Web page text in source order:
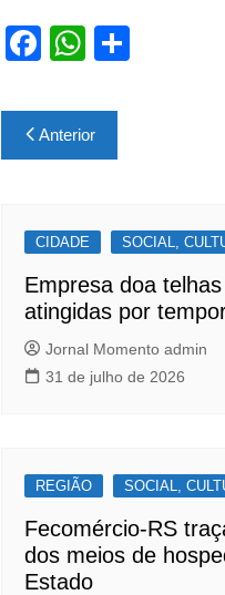
F
c
e
o
o
k
W
at
s
p
p
Navegação
de
Anterior
CIDADE SOCIAL,
Empresa doa
atingidas por
Jornal Momento admin
31 de julho de 2026
REGIÃO SOCIAL,
Fecomércio-RS
dos meios de
Estado